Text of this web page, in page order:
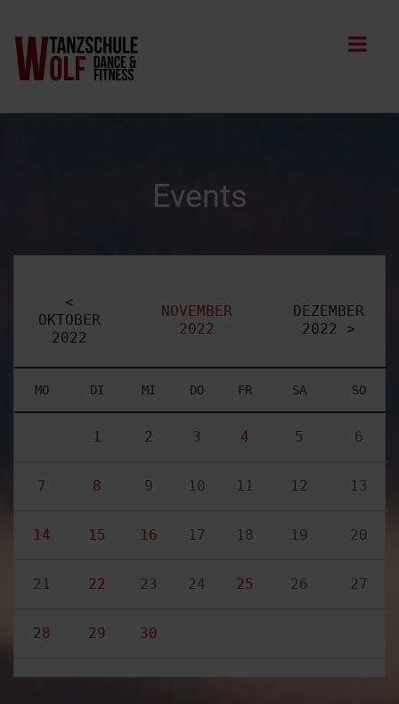
Events
<
OKTOBER
2022
NOVEMBER
2022
DEZEMBER
2022 >
MO DI MI DO FR SA SO
1 2 3 4 5 6
7 8 9 10 11 12 13
14 15 16 17 18 19 20
21 22 23 24 25 26 27
28 29 30